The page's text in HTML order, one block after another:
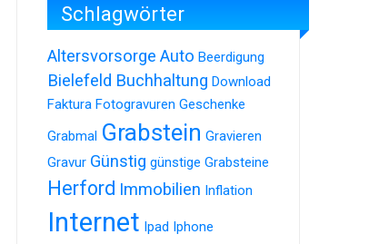
Schlagwörter
Altersvorsorge Auto Beerdigung
Bielefeld Buchhaltung Download
Faktura Fotogravuren Geschenke
Grabmal Grabstein Gravieren
Gravur Günstig günstige Grabsteine
Herford Immobilien Inflation
Internet Ipad Iphone